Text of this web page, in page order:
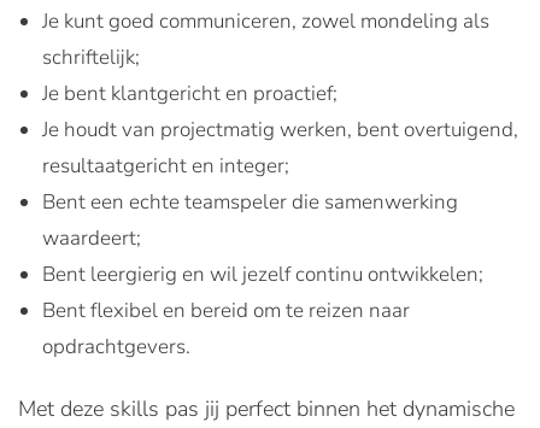
Je kunt goed communiceren, zowel mondeling als
schriftelijk;
Je bent klantgericht en proactief;
Je houdt van projectmatig werken, bent overtuigend,
resultaatgericht en integer;
Bent een echte teamspeler die samenwerking
waardeert;
Bent leergierig en wil jezelf continu ontwikkelen;
Bent flexibel en bereid om te reizen naar
opdrachtgevers.
Met deze skills pas jij perfect binnen het dynamische